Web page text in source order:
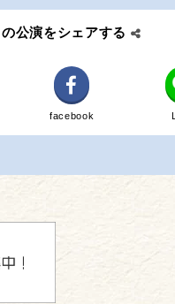
公演をシェアする
facebook